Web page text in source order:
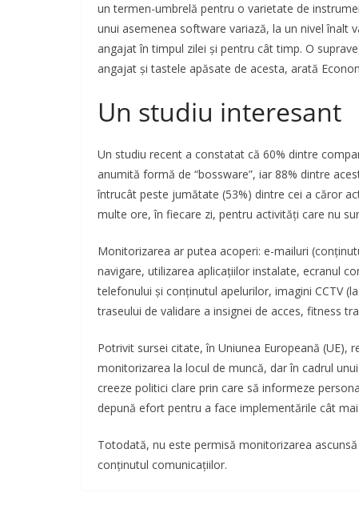
un termen-umbrelă pentru o varietate de
unui asemenea software variază, la un nivel înalt
angajat în timpul zilei şi pentru cât timp. O
angajat şi tastele apăsate de acesta, arată
Un studiu interesant
Un studiu recent a constatat că 60% dintre
anumită formă de “bossware”, iar 88% dintre
întrucât peste jumătate (53%) dintre cei a căror
multe ore, în fiecare zi, pentru activităţi care nu
Monitorizarea ar putea acoperi: e-mailuri
navigare, utilizarea aplicaţiilor instalate, ecranul
telefonului şi conţinutul apelurilor, imagini CCTV
traseului de validare a insignei de acces, fitness
Potrivit sursei citate, în Uniunea Europeană (UE),
monitorizarea la locul de muncă, dar în cadrul
creeze politici clare prin care să informeze
depună efort pentru a face implementările cât
Totodată, nu este permisă monitorizarea
conţinutul comunicaţiilor.